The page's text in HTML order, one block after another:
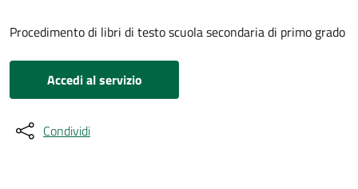
Procedimento di libri di testo scuola secondaria di primo grado
Accedi al servizio
Condividi